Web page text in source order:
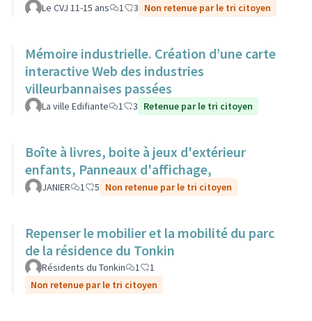
Le CVJ 11-15 ans 1 3 Non retenue par le tri citoyen
Mémoire industrielle. Création d’une carte
interactive Web des industries
villeurbannaises passées
La ville Edifiante 1 3 Retenue par le tri citoyen
Boîte à livres, boite à jeux d'extérieur
enfants, Panneaux d'affichage,
JANIER 1 5 Non retenue par le tri citoyen
Repenser le mobilier et la mobilité du parc
de la résidence du Tonkin
Résidents du Tonkin 1
1
Non retenue par le tri citoyen